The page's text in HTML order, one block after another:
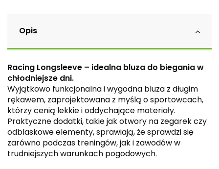
Opis
Racing Longsleeve – idealna bluza do biegania w
chłodniejsze dni.
Wyjątkowo funkcjonalna i wygodna bluza z długim
rękawem, zaprojektowana z myślą o sportowcach,
którzy cenią lekkie i oddychające materiały.
Praktyczne dodatki, takie jak otwory na zegarek czy
odblaskowe elementy, sprawiają, że sprawdzi się
zarówno podczas treningów, jak i zawodów w
trudniejszych warunkach pogodowych.